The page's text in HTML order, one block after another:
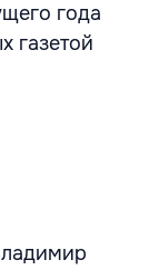
года
газетой